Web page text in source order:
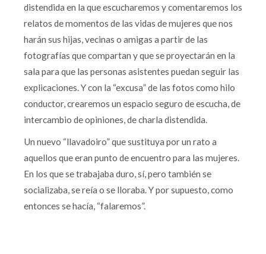
distendida en la que escucharemos y comentaremos los
relatos de momentos de las vidas de mujeres que nos
harán sus hijas, vecinas o amigas a partir de las
fotografías que compartan y que se proyectarán en la
sala para que las personas asistentes puedan seguir las
explicaciones. Y con la “excusa” de las fotos como hilo
conductor, crearemos un espacio seguro de escucha, de
intercambio de opiniones, de charla distendida.
Un nuevo “llavadoiro” que sustituya por un rato a
aquellos que eran punto de encuentro para las mujeres.
En los que se trabajaba duro, sí, pero también se
socializaba, se reía o se lloraba. Y por supuesto, como
entonces se hacía, “falaremos”.